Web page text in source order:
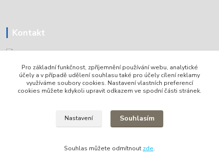
Kontakt
Tomáš Holoubek
+420736720979
Pro základní funkčnost, zpříjemnění používání webu, analytické
účely a v případě udělení souhlasu také pro účely cílení reklamy
využíváme soubory cookies. Nastavení vlastních preferencí
cookies můžete kdykoli upravit odkazem ve spodní části stránek.
Nastavení Souhlasím
Souhlas můžete odmítnout zde.